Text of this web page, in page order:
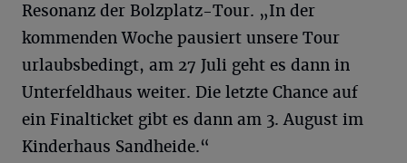
Resonanz der Bolzplatz-Tour. „In der
kommenden Woche pausiert unsere Tour
urlaubsbedingt, am 27 Juli geht es dann in
Unterfeldhaus weiter. Die letzte Chance auf
ein Finalticket gibt es dann am 3. August im
Kinderhaus Sandheide.“